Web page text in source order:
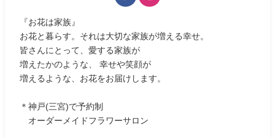
『お花は家族』
お花と暮らす。それは大切な家族が増える幸せ。
皆さんにとって、愛する家族が
増えたかのような、 幸せや笑顔が
増えるような、お花をお届けします。
＊神戸(三宮)で予約制
オーダーメイドフラワーサロン